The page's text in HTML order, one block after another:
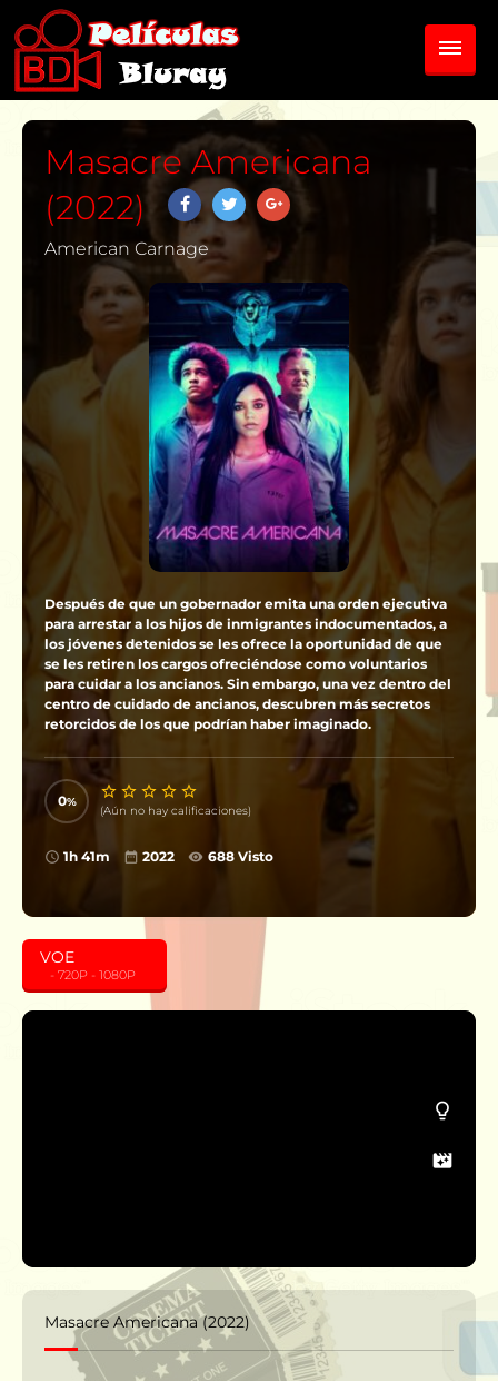
Masacre Americana
(2022)
American Carnage
Después de que un gobernador emita una orden ejecutiva
para arrestar a los hijos de inmigrantes indocumentados, a
los jóvenes detenidos se les ofrece la oportunidad de que
se les retiren los cargos ofreciéndose como voluntarios
para cuidar a los ancianos. Sin embargo, una vez dentro del
centro de cuidado de ancianos, descubren más secretos
retorcidos de los que podrían haber imaginado.
0
(Aún no hay calificaciones)
1h 41m 2022 688 Visto
VOE
‎ ‎ ‎ - 720P - 1080P
Masacre Americana (2022)